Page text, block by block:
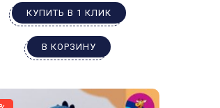
КУПИТЬ В 1 КЛИК
В КОРЗИНУ